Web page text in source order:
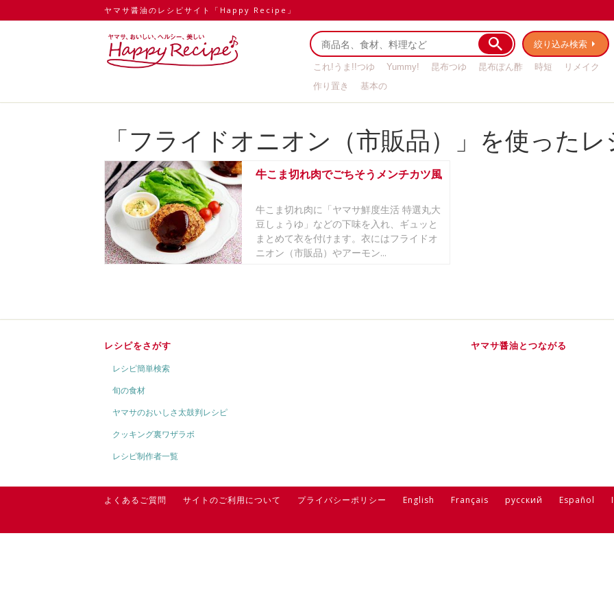
ヤマサ醤油のレシピサイト「Happy Recipe」
絞り込み検索
これ!うま!!つゆ Yummy! 昆布つゆ 昆布ぽん酢 時短
リメイク
作り置き
基本の
「フライドオニオン（市販品）」を使った
牛こま切れ肉でごちそうメンチカツ風
牛こま切れ肉に「ヤマサ鮮度生活 特選丸大
豆しょうゆ」などの下味を入れ、ギュッと
まとめて衣を付けます。衣にはフライドオ
ニオン（市販品）やアーモン...
レシピをさがす
レシピ簡単検索
旬の食材
ヤマサのおいしさ太鼓判レシピ
クッキング裏ワザラボ
レシピ制作者一覧
ヤマサ醤油とつながる
よくあるご質問 サイトのご利用について プライバシーポリシー English Français русский Español